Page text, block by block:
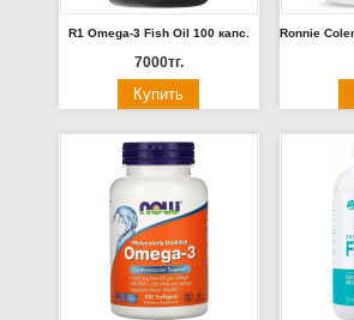
R1 Omega-3 Fish Oil 100 капс.
7000тг.